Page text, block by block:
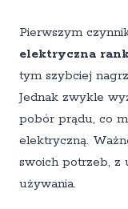
Pierwszym
elektryczna
tym szybciej
Jednak zwykle
pobór prądu, co
elektryczną.
swoich potrzeb, z
używania.